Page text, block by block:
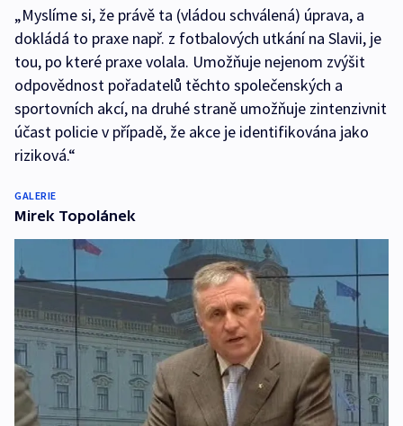
„Myslíme si, že právě ta (vládou schválená) úprava, a
dokládá to praxe např. z fotbalových utkání na Slavii, je
tou, po které praxe volala. Umožňuje nejenom zvýšit
odpovědnost pořadatelů těchto společenských a
sportovních akcí, na druhé straně umožňuje zintenzivnit
účast policie v případě, že akce je identifikována jako
riziková.“
GALERIE
Mirek Topolánek